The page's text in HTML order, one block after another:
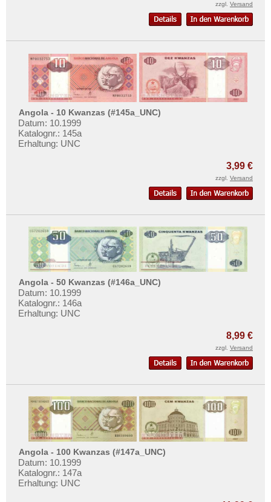
Vietnam
Vietnam Süd
Liefer- und Versandkosten
AGB
Impressum
zzgl. Versand
Angola - 10 Kwanzas (#145a_UNC)
Datum: 10.1999
Katalognr.: 145a
Erhaltung: UNC
3,99 €
zzgl. Versand
Angola - 50 Kwanzas (#146a_UNC)
Datum: 10.1999
Katalognr.: 146a
Erhaltung: UNC
8,99 €
zzgl. Versand
Angola - 100 Kwanzas (#147a_UNC)
Datum: 10.1999
Katalognr.: 147a
Erhaltung: UNC